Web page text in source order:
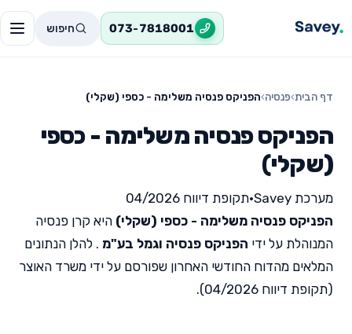
073-7818001 חיפוש
דף הבית›פנסיה›הפניקס פנסיה משלימה - כספי (שקלי)
הפניקס פנסיה משלימה - כספי
(שקלי)
מערכת Savey •תקופת דיווח 04/2026
הפניקס פנסיה משלימה - כספי (שקלי) היא קרן פנסיה
המנוהלת על ידי הפניקס פנסיה וגמל בע"מ . להלן הנתונים
המלאים מהדוח החודשי האחרון שפורסם על ידי משרד האוצר
(תקופת דיווח 04/2026).